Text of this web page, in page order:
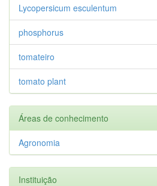
Lycopersicum esculentum
phosphorus
tomateiro
tomato plant
Áreas de conhecimento
Agronomia
Instituição